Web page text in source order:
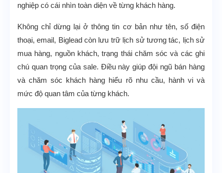
nghiệp có cái nhìn toàn diện về từng khách hàng.
Không chỉ dừng lại ở thông tin cơ bản như tên, số điện
thoại, email, Biglead còn lưu trữ lịch sử tương tác, lịch sử
mua hàng, nguồn khách, trạng thái chăm sóc và các ghi
chú quan trọng của sale. Điều này giúp đội ngũ bán hàng
và chăm sóc khách hàng hiểu rõ nhu cầu, hành vi và
mức độ quan tâm của từng khách.